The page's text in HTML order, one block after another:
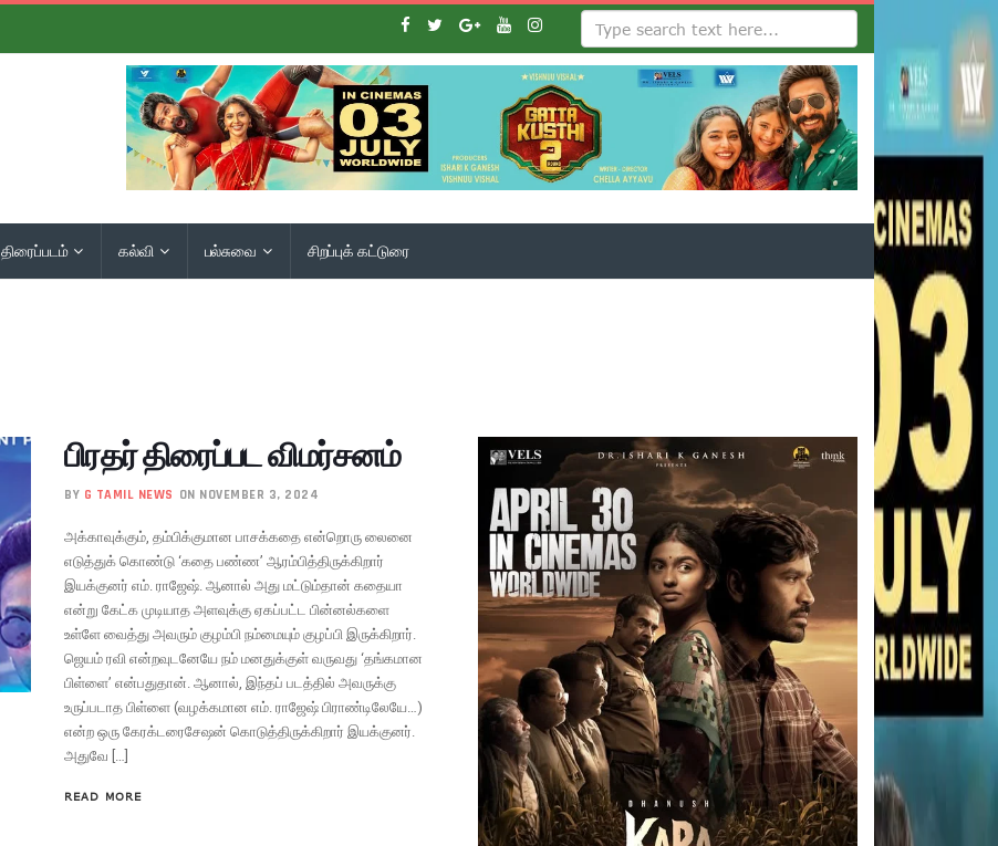
திரைப்படம் கல்வி பல்சுவை சிறப்புக் கட்டுரை
பிரதர் திரைப்பட விமர்சனம்
BY G TAMIL NEWS ON NOVEMBER 3, 2024
அக்காவுக்கும், தம்பிக்குமான பாசக்கதை என்றொரு லைனை
எடுத்துக் கொண்டு ‘கதை பண்ண’ ஆரம்பித்திருக்கிறார்
இயக்குனர் எம். ராஜேஷ். ஆனால் அது மட்டும்தான் கதையா
என்று கேட்க முடியாத அளவுக்கு ஏகப்பட்ட பின்னல்களை
உள்ளே வைத்து அவரும் குழம்பி நம்மையும் குழப்பி இருக்கிறார்.
ஜெயம் ரவி என்றவுடனேயே நம் மனதுக்குள் வருவது ‘தங்கமான
பிள்ளை’ என்பதுதான். ஆனால், இந்தப் படத்தில் அவருக்கு
உருப்படாத பிள்ளை (வழக்கமான எம். ராஜேஷ் பிராண்டிலேயே…)
என்ற ஒரு கேரக்டரைசேஷன் கொடுத்திருக்கிறார் இயக்குனர்.
அதுவே […]
READ MORE